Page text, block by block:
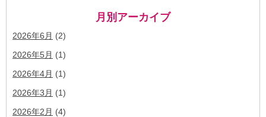
月別アーカイブ
2026年6月 (2)
2026年5月 (1)
2026年4月 (1)
2026年3月 (1)
2026年2月 (4)